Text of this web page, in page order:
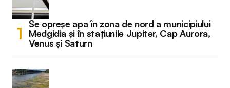
Se opreșe apa în zona de nord a municipiului
Medgidia și în stațiunile Jupiter, Cap Aurora,
Venus și Saturn